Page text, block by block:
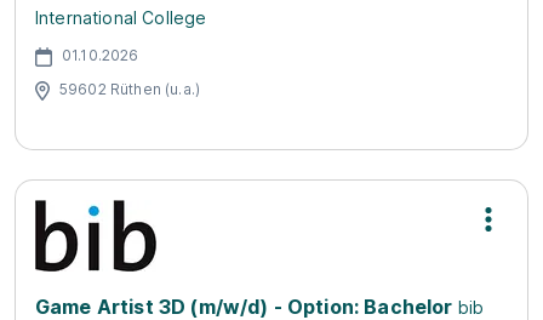
International College
01.10.2026
59602 Rüthen (u.a.)
Game Artist 3D (m/w/d) - Option: Bachelor bib